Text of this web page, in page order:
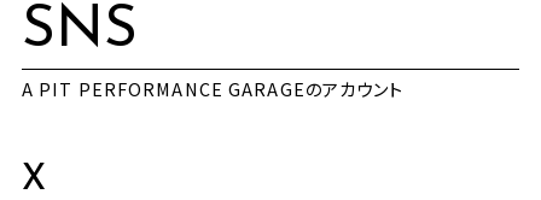
SNS
A PIT PERFORMANCE GARAGEのアカウント
X